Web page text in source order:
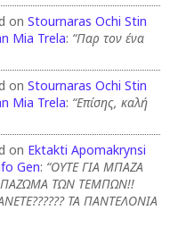
on Stournaras Ochi Stin
Mia Trela: “Παρ τον ένα
on Stournaras Ochi Stin
Mia Trela: “Επίσης, καλή
on Ektakti Apomakrynsi
Gen: “ΟΥΤΕ ΓΙΑ ΜΠΑΖΑ
ΤΩΝ ΤΕΜΠΩΝ!!
ΤΑ ΠΑΝΤΕΛΟΝΙΑ